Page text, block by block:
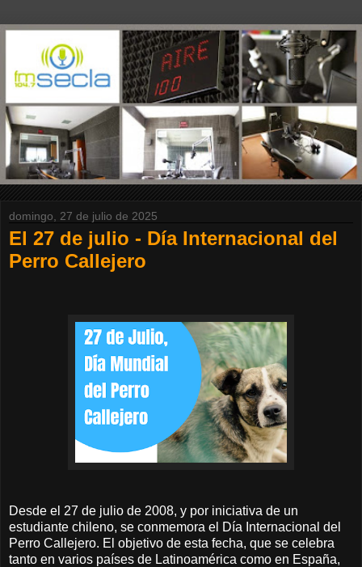
domingo, 27 de julio de 2025
El 27 de julio - Día Internacional del
Perro Callejero
Desde el 27 de julio de 2008, y por iniciativa de un
estudiante chileno, se conmemora el Día Internacional del
Perro Callejero. El objetivo de esta fecha, que se celebra
tanto en varios países de Latinoamérica como en España,